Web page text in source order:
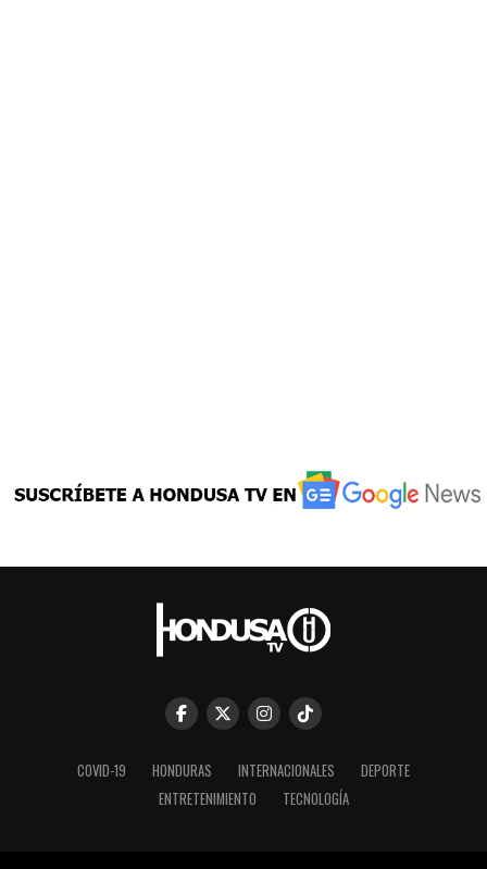
COVID-19 HONDURAS INTERNACIONALES
DEPORTE
ENTRETENIMIENTO
TECNOLOGÍA